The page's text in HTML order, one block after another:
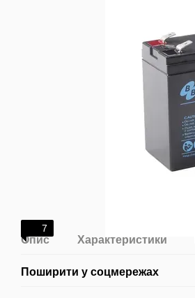
7
Опис Характеристики
Поширити у соцмережах